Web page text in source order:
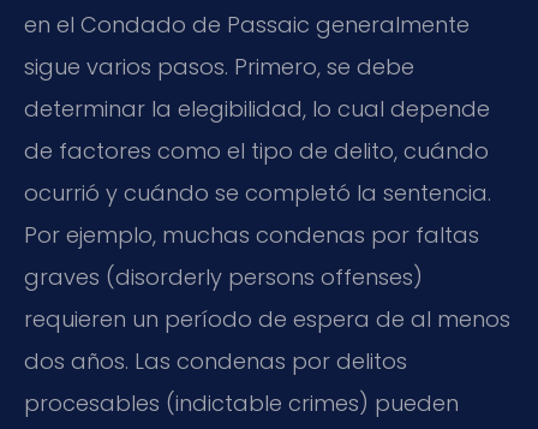
en el Condado de Passaic generalmente
sigue varios pasos. Primero, se debe
determinar la elegibilidad, lo cual depende
de factores como el tipo de delito, cuándo
ocurrió y cuándo se completó la sentencia.
Por ejemplo, muchas condenas por faltas
graves (disorderly persons offenses)
requieren un período de espera de al menos
dos años. Las condenas por delitos
procesables (indictable crimes) pueden